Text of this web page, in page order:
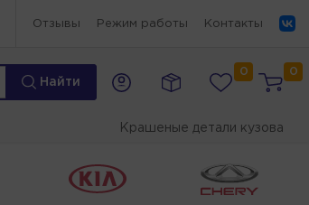
Отзывы Режим работы Контакты
Найти
0 0
Крашеные детали кузова